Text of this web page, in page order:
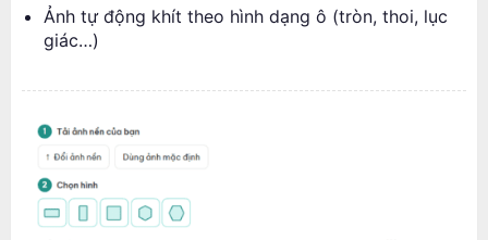
Ảnh tự động khít theo hình dạng ô (tròn, thoi, lục
giác…)